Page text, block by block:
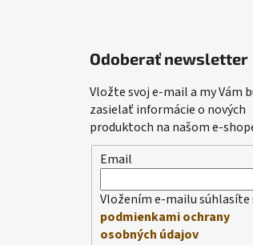
Odoberať newsletter
Vložte svoj e-mail a my Vám
zasielať informácie o nových
produktoch na našom e-
Email
Vložením e-mailu súhlasíte
podmienkami ochrany
osobných údajov